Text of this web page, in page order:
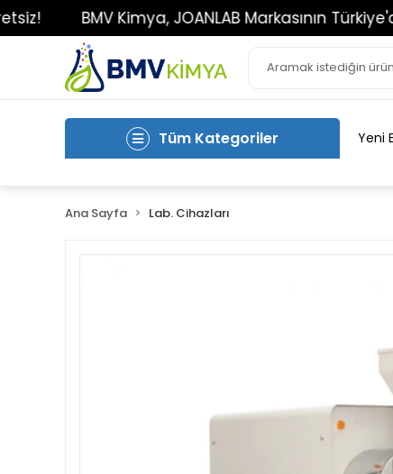
BMV Kimya, JOANLAB Markasının Türkiye'deki
Tüm Kategoriler Yeni
Ana Sayfa Lab. Cihazları